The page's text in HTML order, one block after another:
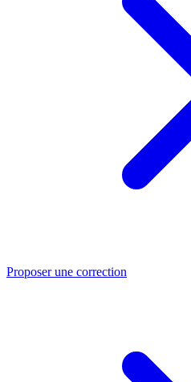
Proposer une correction